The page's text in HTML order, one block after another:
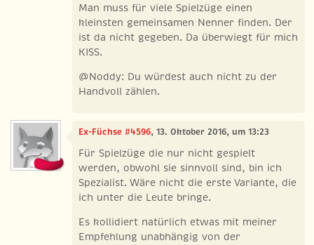
Man muss für viele Spielzüge einen
kleinsten gemeinsamen Nenner finden. Der
ist da nicht gegeben. Da überwiegt für mich
KISS.
@Noddy: Du würdest auch nicht zu der
Handvoll zählen.
Ex-Füchse #4596, 13. Oktober 2016, um 13:23
Für Spielzüge die nur nicht gespielt
werden, obwohl sie sinnvoll sind, bin ich
Spezialist. Wäre nicht die erste Variante, die
ich unter die Leute bringe.
Es kollidiert natürlich etwas mit meiner
Empfehlung unabhängig von der